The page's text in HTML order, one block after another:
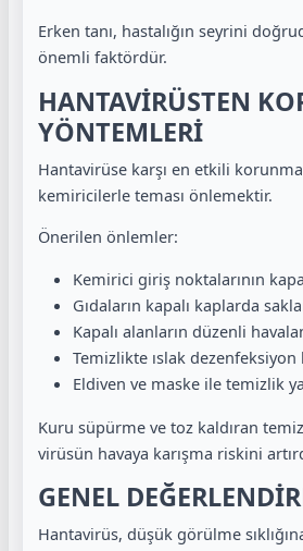
Erken tanı, hastalığın seyrini
önemli faktördür.
HANTAVİRÜSTEN
YÖNTEMLERİ
Hantavirüse karşı en etkili
kemiricilerle teması önlemektir.
Önerilen önlemler:
Kemirici giriş noktalarının
Gıdaların kapalı kaplarda
Kapalı alanların düzenli
Temizlikte ıslak dezenfeksiyon
Eldiven ve maske ile temizlik
Kuru süpürme ve toz kaldıran
virüsün havaya karışma riskini
GENEL
Hantavirüs, düşük görülme